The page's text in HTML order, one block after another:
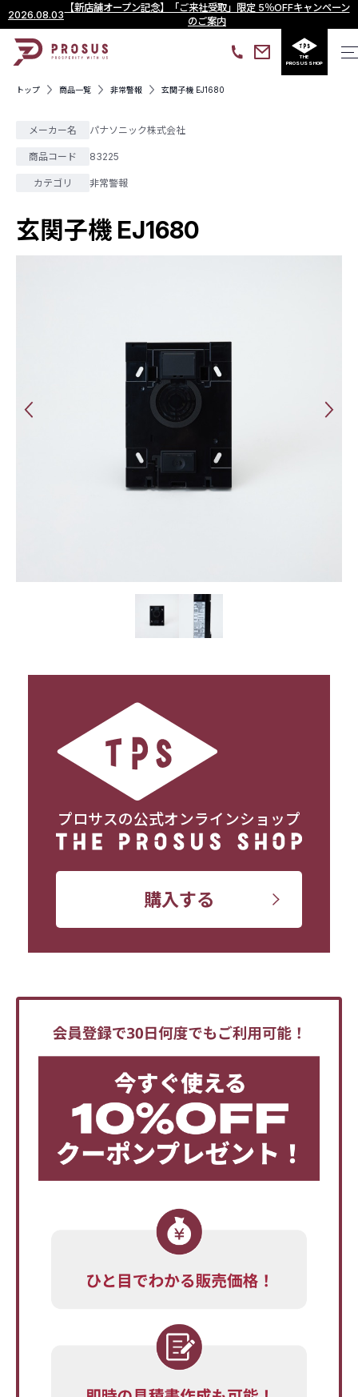
2026.08.03
【新店舗オープン記念】「ご来社受取」限定 5％OFFキャンペーン
のご案内
THE
PROSUS SHOP
トップ 商品一覧 非常警報 玄関子機 EJ1680
メーカー名 パナソニック株式会社
商品コード 83225
カテゴリ 非常警報
玄関子機 EJ1680
プロサスの公式オンラインショップ
購入する